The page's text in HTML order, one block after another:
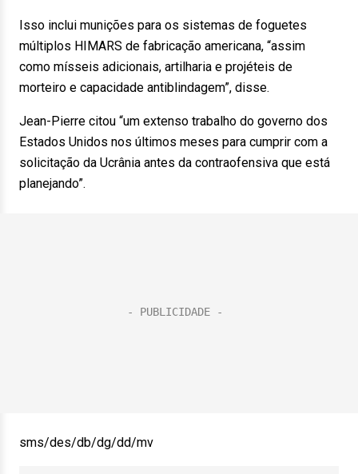
Isso inclui munições para os sistemas de foguetes
múltiplos HIMARS de fabricação americana, “assim
como mísseis adicionais, artilharia e projéteis de
morteiro e capacidade antiblindagem”, disse.
Jean-Pierre citou “um extenso trabalho do governo dos
Estados Unidos nos últimos meses para cumprir com a
solicitação da Ucrânia antes da contraofensiva que está
planejando”.
sms/des/db/dg/dd/mv